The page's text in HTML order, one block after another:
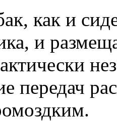
как и
и
передач